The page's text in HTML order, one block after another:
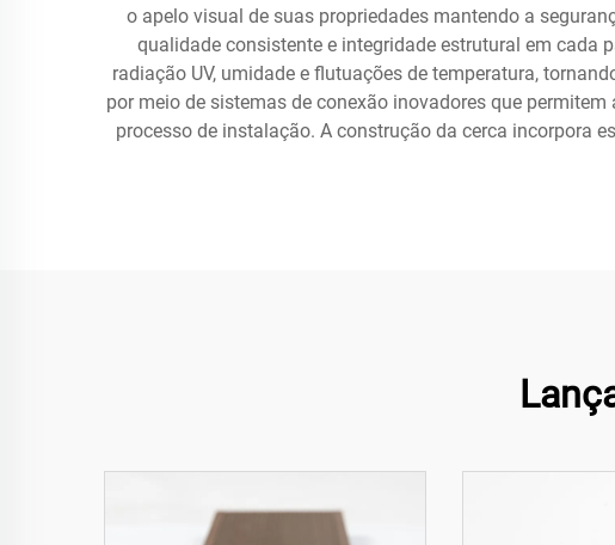
o apelo visual de suas propriedades mantendo a
qualidade consistente e integridade estrutural em cada
radiação UV, umidade e flutuações de temperatura,
por meio de sistemas de conexão inovadores que
processo de instalação. A construção da cerca incorpora